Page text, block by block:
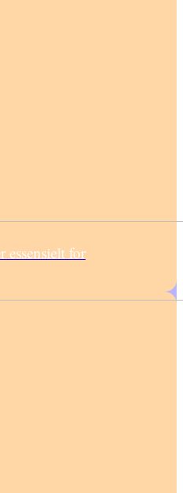
essensielt for